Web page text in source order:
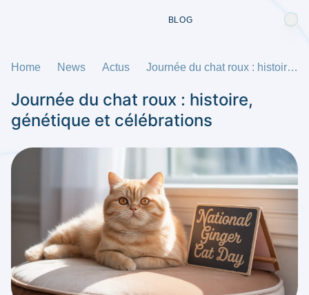
BLOG
Home News Actus Journée du chat roux : histoire, génétique et célébrations
Journée du chat roux : histoire,
génétique et célébrations